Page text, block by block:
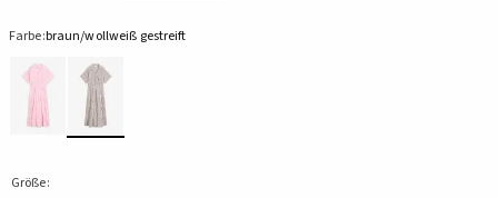
Farbe:braun/wollweiß gestreift
Größe: